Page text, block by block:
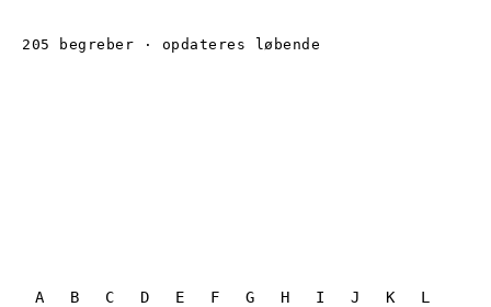
205 begreber · opdateres løbende
A B C D E F G H I J K
L